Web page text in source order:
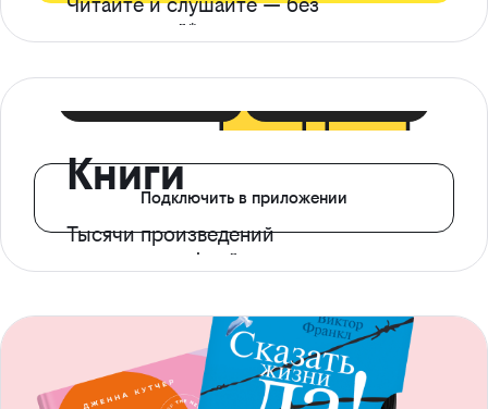
Читайте и слушайте — без
ограничений*
Книги
Тысячи произведений
с доступом офлайн
Подключить в приложении